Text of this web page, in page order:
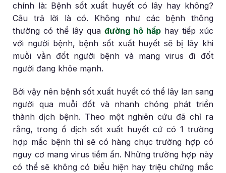
chính là: Bệnh sốt xuất huyết có lây hay không?
Câu trả lời là có. Không như các bệnh thông
thường có thể lây qua đường hô hấphay tiếp xúc
với người bệnh, bệnh sốt xuất huyết sẽ bị lây khi
muỗi vằn đốt người bệnh và mang virus đi đốt
người đang khỏe mạnh.
Bởi vậy nên bệnh sốt xuất huyết có thể lây lan sang
người qua muỗi đốt và nhanh chóng phát triển
thành dịch bệnh. Theo một nghiên cứu đã chỉ ra
rằng, trong ổ dịch sốt xuất huyết cứ có 1 trường
hợp mắc bệnh thì sẽ có hàng chục trường hợp có
nguy cơ mang virus tiềm ẩn. Những trường hợp này
có thể sẽ không có biểu hiện hay triệu chứng mắc